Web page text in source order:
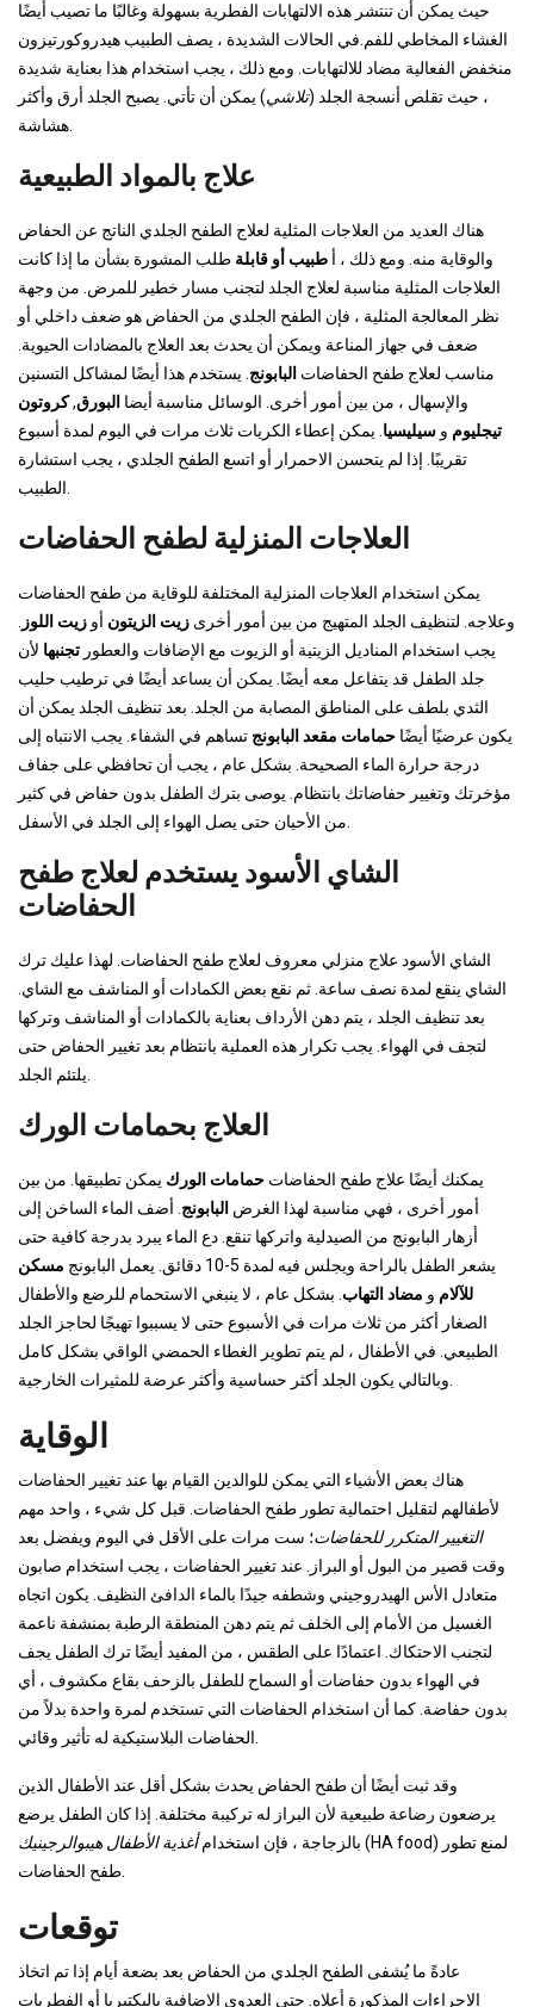
حيث يمكن أن تنتشر هذه الالتهابات الفطرية بسهولة وغالبًا ما تصيب أيضًا
الغشاء المخاطي للفم.في الحالات الشديدة ، يصف الطبيب هيدروكورتيزون
منخفض الفعالية مضاد للالتهابات. ومع ذلك ، يجب استخدام هذا بعناية شديدة
، حيث تقلص أنسجة الجلد (تلاشي) يمكن أن تأتي. يصبح الجلد أرق وأكثر
علاج بالمواد الطبيعية
هناك العديد من العلاجات المثلية لعلاج الطفح الجلدي الناتج عن الحفاض
والوقاية منه. ومع ذلك ، أ طبيب أو قابلة طلب المشورة بشأن ما إذا كانت
العلاجات المثلية مناسبة لعلاج الجلد لتجنب مسار خطير للمرض. من وجهة
نظر المعالجة المثلية ، فإن الطفح الجلدي من الحفاض هو ضعف داخلي أو
ضعف في جهاز المناعة ويمكن أن يحدث بعد العلاج بالمضادات الحيوية.
مناسب لعلاج طفح الحفاضات البابونج . يستخدم هذا أيضًا لمشاكل التسنين
والإسهال ، من بين أمور أخرى. الوسائل مناسبة أيضا البورق,كروتون
تيجليوم و سيليسيا . يمكن إعطاء الكريات ثلاث مرات في اليوم لمدة أسبوع
تقريبًا. إذا لم يتحسن الاحمرار أو اتسع الطفح الجلدي ، يجب استشارة
العلاجات المنزلية لطفح الحفاضات
يمكن استخدام العلاجات المنزلية المختلفة للوقاية من طفح الحفاضات
وعلاجه. لتنظيف الجلد المتهيج من بين أمور أخرى زيت الزيتون أو زيت اللوز
يجب استخدام المناديل الزيتية أو الزيوت مع الإضافات والعطور تجنبها لأن
جلد الطفل قد يتفاعل معه أيضًا. يمكن أن يساعد أيضًا في ترطيب حليب
الثدي بلطف على المناطق المصابة من الجلد. بعد تنظيف الجلد يمكن أن
يكون عرضيًا أيضًا حمامات مقعد البابونج تساهم في الشفاء. يجب الانتباه إلى
درجة حرارة الماء الصحيحة. بشكل عام ، يجب أن تحافظي على جفاف
مؤخرتك وتغيير حفاضاتك بانتظام. يوصى بترك الطفل بدون حفاض في كثير
الشاي الأسود يستخدم لعلاج طفح
الحفاضات
الشاي الأسود علاج منزلي معروف لعلاج طفح الحفاضات. لهذا عليك ترك
الشاي ينقع لمدة نصف ساعة. ثم نقع بعض الكمادات أو المناشف مع الشاي.
بعد تنظيف الجلد ، يتم دهن الأرداف بعناية بالكمادات أو المناشف وتركها
لتجف في الهواء. يجب تكرار هذه العملية بانتظام بعد تغيير الحفاض حتى
العلاج بحمامات الورك
يمكنك أيضًا علاج طفح الحفاضات حمامات الورك يمكن تطبيقها. من بين
أمور أخرى ، فهي مناسبة لهذا الغرض البابونج . أضف الماء الساخن إلى
أزهار البابونج من الصيدلية واتركها تنقع. دع الماء يبرد بدرجة كافية حتى
يشعر الطفل بالراحة ويجلس فيه لمدة 5-10 دقائق. يعمل البابونج
مسكن
للآلام و مضاد التهاب . بشكل عام ، لا ينبغي الاستحمام للرضع والأطفال
الصغار أكثر من ثلاث مرات في الأسبوع حتى لا يسببوا تهيجًا لحاجز الجلد
الطبيعي. في الأطفال ، لم يتم تطوير الغطاء الحمضي الواقي بشكل كامل
الوقاية
هناك بعض الأشياء التي يمكن للوالدين القيام بها عند تغيير الحفاضات
لأطفالهم لتقليل احتمالية تطور طفح الحفاضات. قبل كل شيء ، واحد مهم
التغيير المتكرر للحفاضات؛ ست مرات على الأقل في اليوم ويفضل بعد
وقت قصير من البول أو البراز. عند تغيير الحفاضات ، يجب استخدام صابون
متعادل الأس الهيدروجيني وشطفه جيدًا بالماء الدافئ النظيف. يكون اتجاه
الغسيل من الأمام إلى الخلف ثم يتم دهن المنطقة الرطبة بمنشفة ناعمة
لتجنب الاحتكاك. اعتمادًا على الطقس ، من المفيد أيضًا ترك الطفل يجف
في الهواء بدون حفاضات أو السماح للطفل بالزحف بقاع مكشوف ، أي
بدون حفاضة. كما أن استخدام الحفاضات التي تستخدم لمرة واحدة بدلاً من
وقد ثبت أيضًا أن طفح الحفاض يحدث بشكل أقل عند الأطفال الذين
يرضعون رضاعة طبيعية لأن البراز له تركيبة مختلفة. إذا كان الطفل يرضع
بالزجاجة ، فإن استخدامأغذية الأطفال هيبوالرجينيك
(HA food) لمنع تطور
توقعات
عادةً ما يُشفى الطفح الجلدي من الحفاض بعد بضعة أيام إذا تم اتخاذ
الإجراءات المذكورة أعلاه. حتى العدوى الإضافية بالبكتيريا أو الفطريات